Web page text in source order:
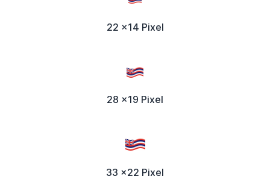
22 x14 Pixel
28 x19 Pixel
33 x22 Pixel